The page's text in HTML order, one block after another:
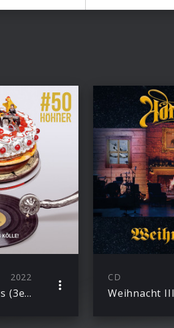
2022
50 Jahre 50 Hits (3er Box & eAlbum)
CD
Weihnacht III